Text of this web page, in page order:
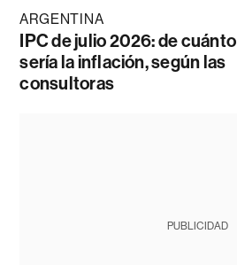
ARGENTINA
IPC de julio 2026: de cuánto
sería la inflación, según las
consultoras
PUBLICIDAD